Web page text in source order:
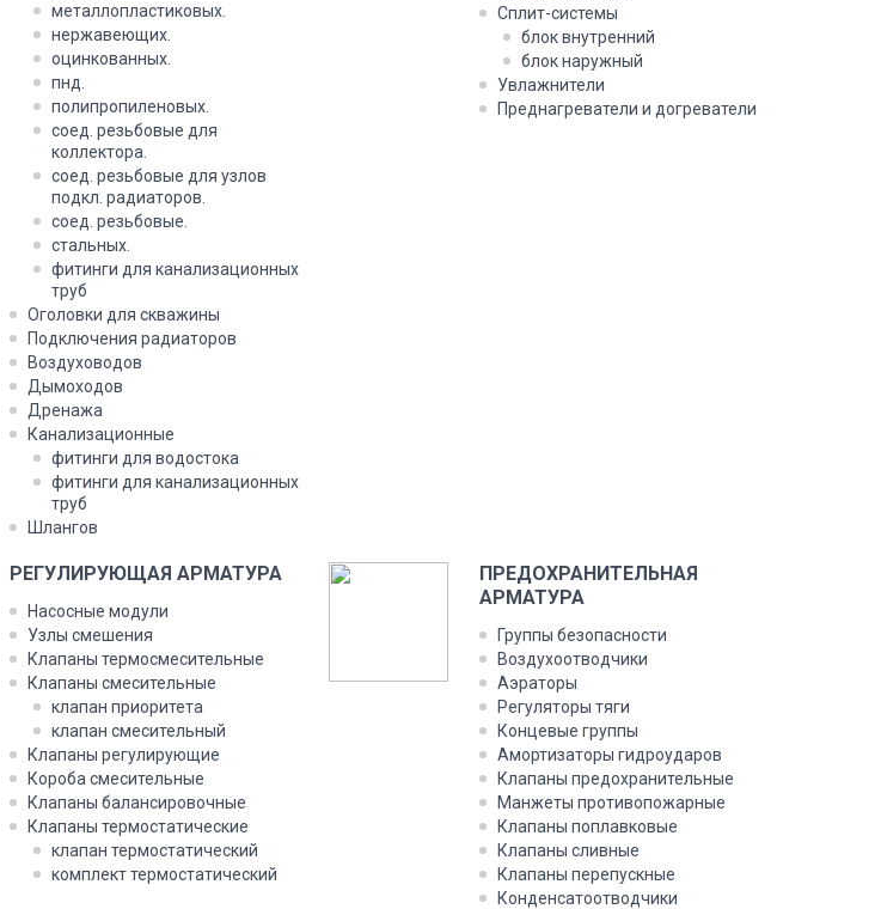
металлопластиковых.
нержавеющих.
оцинкованных.
пнд.
полипропиленовых.
соед. резьбовые для
коллектора.
соед. резьбовые для узлов
подкл. радиаторов.
соед. резьбовые.
стальных.
фитинги для канализационных
труб
Оголовки для скважины
Подключения радиаторов
Воздуховодов
Дымоходов
Дренажа
Канализационные
фитинги для водостока
фитинги для канализационных
труб
Шлангов
Сплит-системы
блок внутренний
блок наружный
Увлажнители
Преднагреватели и догреватели
РЕГУЛИРУЮЩАЯ АРМАТУРА
Насосные модули
Узлы смешения
Клапаны термосмесительные
Клапаны смесительные
клапан приоритета
клапан смесительный
Клапаны регулирующие
Короба смесительные
Клапаны балансировочные
Клапаны термостатические
клапан термостатический
комплект термостатический
ПРЕДОХРАНИТЕЛЬНАЯ
АРМАТУРА
Группы безопасности
Воздухоотводчики
Аэраторы
Регуляторы тяги
Концевые группы
Амортизаторы гидроударов
Клапаны предохранительные
Манжеты противопожарные
Клапаны поплавковые
Клапаны сливные
Клапаны перепускные
Конденсатоотводчики